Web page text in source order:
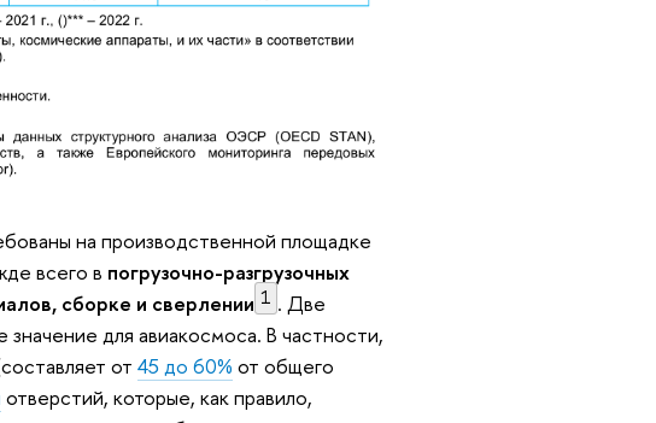
на производственной площадке
всего в погрузочно-разгрузочных
сборке и сверлении 1 . Две
для авиакосмоса. В частности,
от45 до 60% от общего
отверстий, которые, как правило,